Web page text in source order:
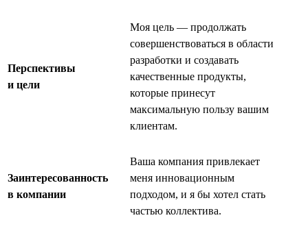
Перспективы
и цели
Моя цель — продолжать
совершенствоваться в области
разработки и создавать
качественные продукты,
которые принесут
максимальную пользу вашим
клиентам.
Заинтересованность
в компании
Ваша компания привлекает
меня инновационным
подходом, и я бы хотел стать
частью коллектива.